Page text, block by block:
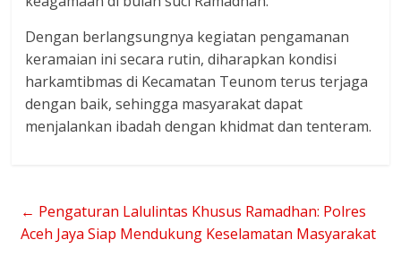
Dengan berlangsungnya kegiatan pengamanan
keramaian ini secara rutin, diharapkan kondisi
harkamtibmas di Kecamatan Teunom terus terjaga
dengan baik, sehingga masyarakat dapat
menjalankan ibadah dengan khidmat dan tenteram.
← Pengaturan Lalulintas Khusus Ramadhan: Polres
Aceh Jaya Siap Mendukung Keselamatan Masyarakat